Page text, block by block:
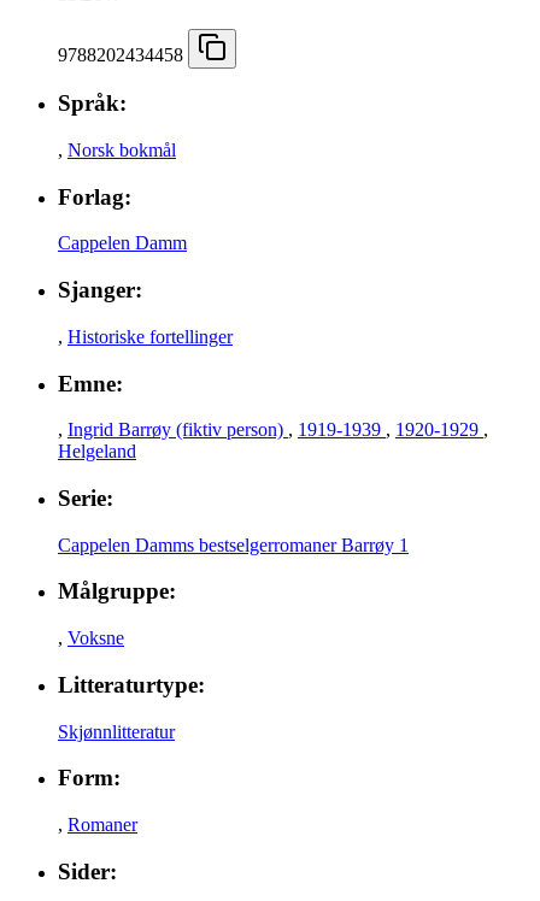
9788202434458
Språk:
, Norsk bokmål
Forlag:
Cappelen Damm
Sjanger:
, Historiske fortellinger
Emne:
, Ingrid Barrøy (fiktiv person) , 1919-1939 , 1920-1929 ,
Helgeland
Serie:
Cappelen Damms bestselgerromanerBarrøy 1
Målgruppe:
, Voksne
Litteraturtype:
Skjønnlitteratur
Form:
, Romaner
Sider: